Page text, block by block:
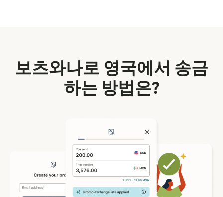
보츠와나로 영국에서 송금
하는 방법은?